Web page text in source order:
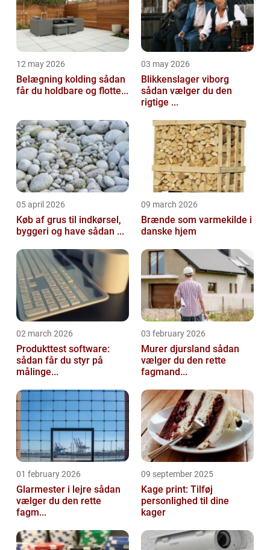
12 may 2026
Belægning kolding sådan
får du holdbare og flotte...
03 may 2026
Blikkenslager viborg
sådan vælger du den
rigtige ...
05 april 2026
Køb af grus til indkørsel,
byggeri og have sådan ...
09 march 2026
Brænde som varmekilde i
danske hjem
02 march 2026
Produkttest software:
sådan får du styr på
målinge...
03 february 2026
Murer djursland sådan
vælger du den rette
fagmand...
01 february 2026
Glarmester i lejre sådan
vælger du den rette
fagm...
09 september 2025
Kage print: Tilføj
personlighed til dine
kager